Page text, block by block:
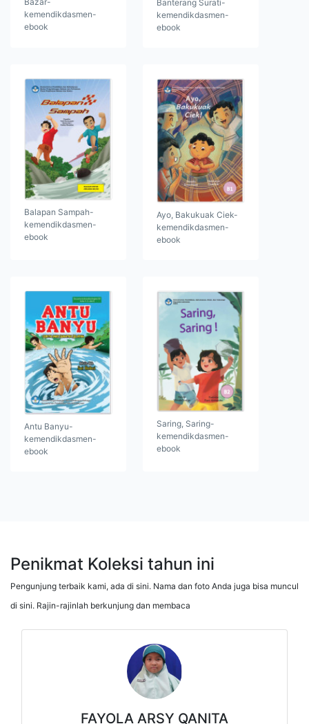
kemendikdasmen-
ebook
Banterang Surati-
kemendikdasmen-
ebook
Balapan Sampah-
kemendikdasmen-
ebook
Ayo, Bakukuak Ciek-
kemendikdasmen-
ebook
Antu Banyu-
kemendikdasmen-
ebook
Saring, Saring-
kemendikdasmen-
ebook
Penikmat Koleksi tahun ini
Pengunjung terbaik kami, ada di sini. Nama dan foto Anda juga bisa muncul
di sini. Rajin-rajinlah berkunjung dan membaca
FAYOLA ARSY QANITA